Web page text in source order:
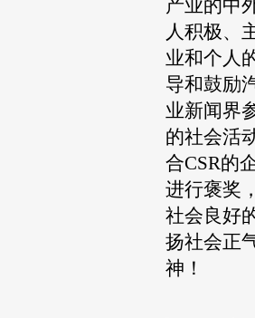
产业的中
人积极、
业和个人
导和鼓励
业新闻界
的社会活
合CSR的
进行褒奖
社会良好
扬社会正
神！